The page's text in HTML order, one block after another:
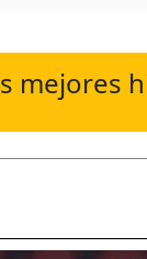
mejores